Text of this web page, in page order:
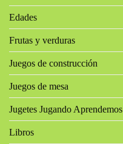
Edades
Frutas y verduras
Juegos de construcción
Juegos de mesa
Jugetes Jugando Aprendemos
Libros